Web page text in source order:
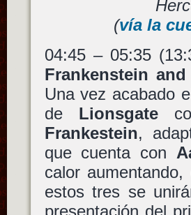
(vía la
04:45 – 05:35
Frankenstein
Una vez acabado
de Lionsgate
Frankestein,
que cuenta con
calor
estos tres se